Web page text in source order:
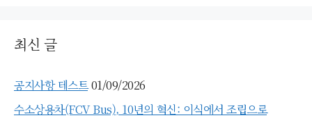
최신 글
공지사항 테스트 01/09/2026
수소상용차(FCV Bus), 10년의 혁신: 이식에서 조립으로